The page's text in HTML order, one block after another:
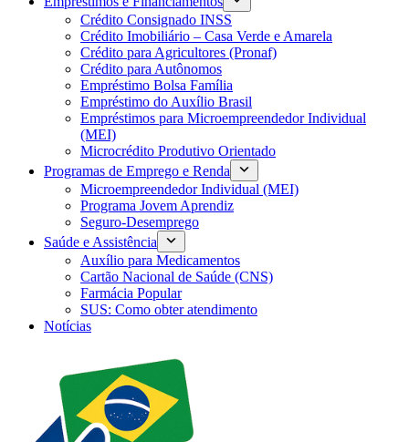
Crédito Consignado INSS
Crédito Imobiliário – Casa Verde e Amarela
Crédito para Agricultores (Pronaf)
Crédito para Autônomos
Empréstimo Bolsa Família
Empréstimo do Auxílio Brasil
Empréstimos para Microempreendedor Individual
(MEI)
Microcrédito Produtivo Orientado
Programas de Emprego e Renda
Microempreendedor Individual (MEI)
Programa Jovem Aprendiz
Seguro-Desemprego
Saúde e Assistência
Auxílio para Medicamentos
Cartão Nacional de Saúde (CNS)
Farmácia Popular
SUS: Como obter atendimento
Notícias